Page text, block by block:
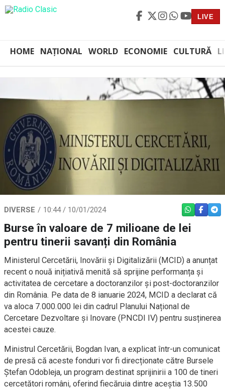
LIVE
HOME NAȚIONAL WORLD ECONOMIE CULTURĂ
DIVERSE 10:44 / 10/01/2024 WHATSAPP
Burse în valoare de 7 milioane de lei
pentru tinerii savanți din România
Ministerul Cercetării, Inovării și Digitalizării (MCID) a anunțat
recent o nouă inițiativă menită să sprijine performanța și
activitatea de cercetare a doctoranzilor și post-doctoranzilor
din România. Pe data de 8 ianuarie 2024, MCID a declarat că
va aloca 7.000.000 lei din cadrul Planului Național de
Cercetare Dezvoltare și Inovare (PNCDI IV) pentru susținerea
acestei cauze.
Ministrul Cercetării, Bogdan Ivan, a explicat într-un comunicat
de presă că aceste fonduri vor fi direcționate către Bursele
Ștefan Odobleja, un program destinat sprijinirii a 100 de tineri
cercetători români, oferind fiecăruia dintre aceștia 13.500